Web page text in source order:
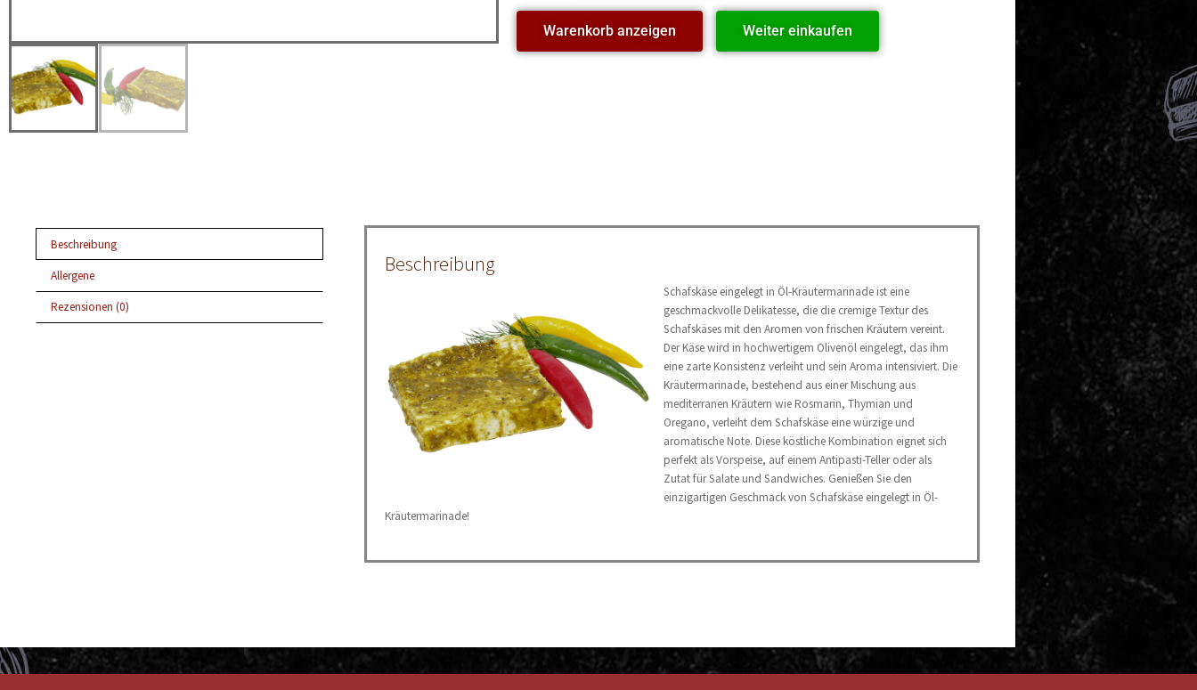
Warenkorb anzeigen Weiter einkaufen
Beschreibung
Allergene
Rezensionen (0)
Beschreibung
Schafskäse eingelegt in Öl-Kräutermarinade ist eine
geschmackvolle Delikatesse, die die cremige Textur des
Schafskäses mit den Aromen von frischen Kräutern vereint.
Der Käse wird in hochwertigem Olivenöl eingelegt, das ihm
eine zarte Konsistenz verleiht und sein Aroma intensiviert. Die
Kräutermarinade, bestehend aus einer Mischung aus
mediterranen Kräutern wie Rosmarin, Thymian und
Oregano, verleiht dem Schafskäse eine würzige und
aromatische Note. Diese köstliche Kombination eignet sich
perfekt als Vorspeise, auf einem Antipasti-Teller oder als
Zutat für Salate und Sandwiches. Genießen Sie den
einzigartigen Geschmack von Schafskäse eingelegt in Öl-
Kräutermarinade!